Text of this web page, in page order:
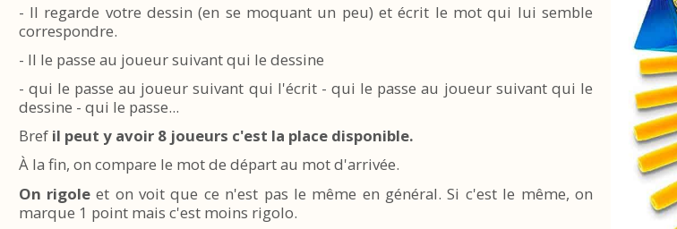
- Il regarde votre dessin (en se moquant un peu) et écrit le mot qui lui semble
correspondre.
- Il le passe au joueur suivant qui le dessine
- qui le passe au joueur suivant qui l'écrit - qui le passe au joueur suivant qui le
dessine - qui le passe...
Bref il peut y avoir 8 joueurs c'est la place disponible.
À la fin, on compare le mot de départ au mot d'arrivée.
On rigoleet on voit que ce n'est pas le même en général. Si c'est le même, on
marque 1 point mais c'est moins rigolo.